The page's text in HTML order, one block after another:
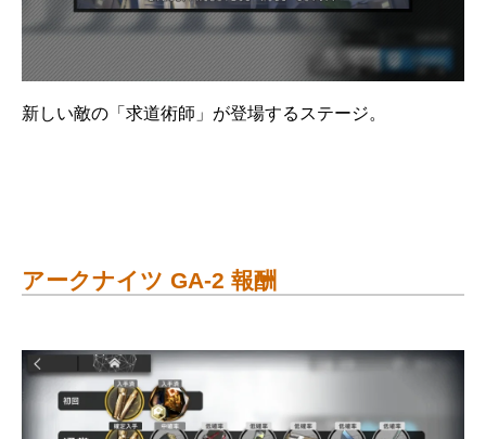
新しい敵の「求道術師」が登場するステージ。
アークナイツ GA-2 報酬